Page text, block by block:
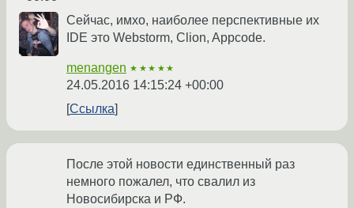
Сейчас, имхо, наиболее перспективные их
IDE это Webstorm, Clion, Appcode.
menangen ★★★★★
24.05.2016 14:15:24 +00:00
Ссылка
После этой новости единственный раз
немного пожалел, что свалил из
Новосибирска и РФ.